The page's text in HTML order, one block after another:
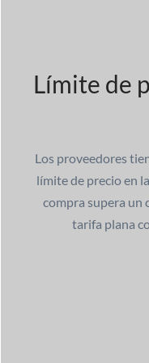
Límite de
Los proveedores
límite de precio en
compra supera un
tarifa plana